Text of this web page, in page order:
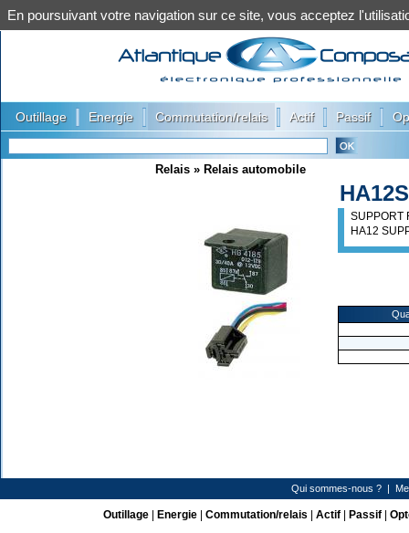
Outillage Energie Commutation/relais Actif Passif
Relais » Relais automobile
HA12S
SUPPORT
HA12
Qui sommes-nous ? |
Outillage| Energie| Commutation/relais Actif| Passif|
En poursuivant votre navigation sur ce site, vous acceptez